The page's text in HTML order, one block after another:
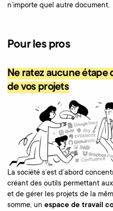
n’importe quel autre document.
Pour les pros
Ne ratez aucune étape
de vos projets
La société s’est d’abord
créant des outils permettant
et de gérer les projets de la
somme, un espace de travail